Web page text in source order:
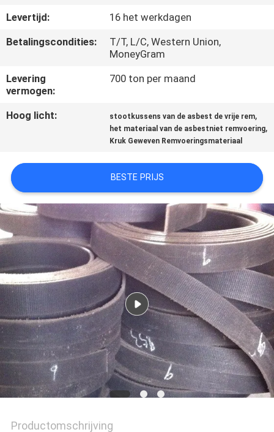
OM EEN
CITAAT
SITEMAP
PRIVACY
Levertijd:
16 het werkdagen
Betalingscondities:
T/T, L/C, Western Union,
MoneyGram
Levering
vermogen:
700 ton per maand
Hoog licht: stootkussens van de asbest de vrije rem,
het materiaal van de asbestniet remvoering,
Kruk Geweven Remvoeringsmateriaal
BESTE PRIJS
Productomschrijving